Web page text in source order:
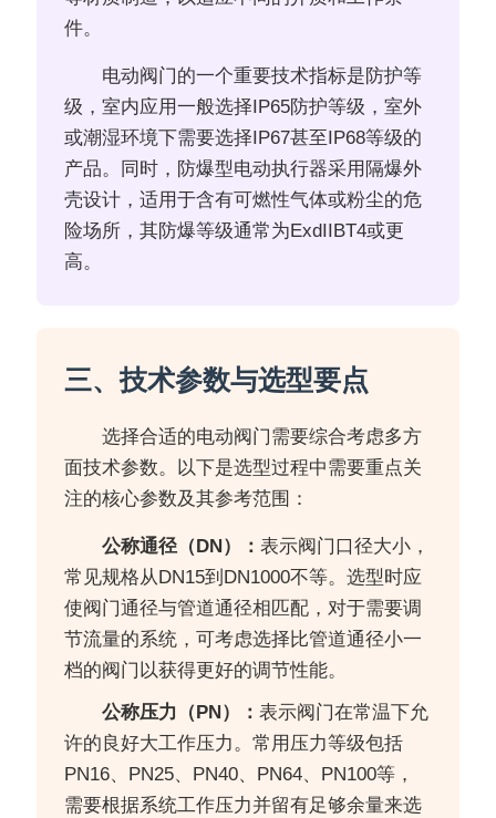
件。
电动阀门的一个重要技术指标是防护等
级，室内应用一般选择IP65防护等级，室外
或潮湿环境下需要选择IP67甚至IP68等级的
产品。同时，防爆型电动执行器采用隔爆外
壳设计，适用于含有可燃性气体或粉尘的危
险场所，其防爆等级通常为ExdIIBT4或更
高。
三、技术参数与选型要点
选择合适的电动阀门需要综合考虑多方
面技术参数。以下是选型过程中需要重点关
注的核心参数及其参考范围：
公称通径（DN）：表示阀门口径大小，
常见规格从DN15到DN1000不等。选型时应
使阀门通径与管道通径相匹配，对于需要调
节流量的系统，可考虑选择比管道通径小一
档的阀门以获得更好的调节性能。
公称压力（PN）：表示阀门在常温下允
许的良好大工作压力。常用压力等级包括
PN16、PN25、PN40、PN64、PN100等，
需要根据系统工作压力并留有足够余量来选